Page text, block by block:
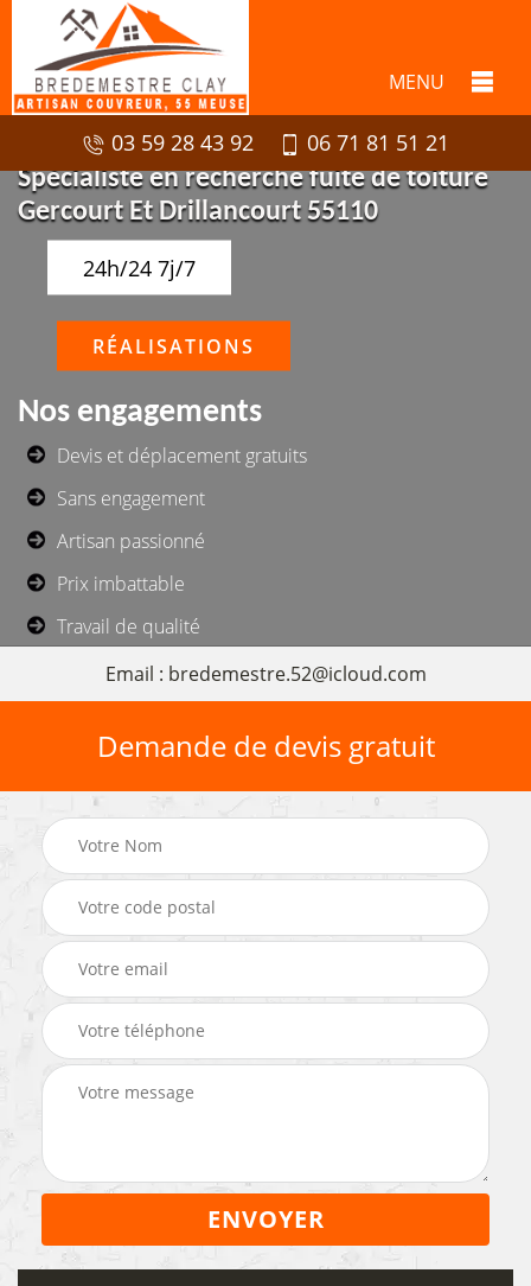
MENU
03 59 28 43 92
06 71 81 51 21
Spécialiste en recherche fuite de toiture
Gercourt Et Drillancourt 55110
24h/24 7j/7
RÉALISATIONS
Nos engagements
Devis et déplacement gratuits
Sans engagement
Artisan passionné
Prix imbattable
Travail de qualité
Email : bredemestre.52@icloud.com
Demande de devis gratuit